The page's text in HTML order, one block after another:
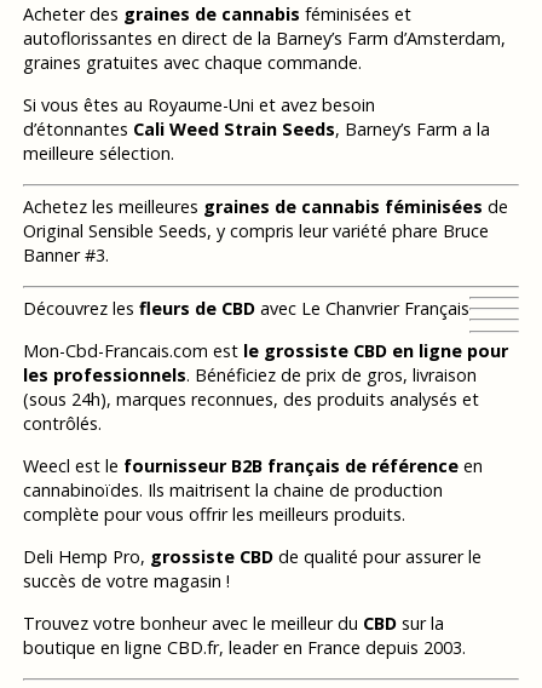
Acheter des graines de cannabis féminisées et
autoflorissantes en direct de la Barney’s Farm d’Amsterdam,
graines gratuites avec chaque commande.
Si vous êtes au Royaume-Uni et avez besoin
d’étonnantes Cali Weed Strain Seeds, Barney’s Farm a la
meilleure sélection.
Achetez les meilleures graines de cannabis féminisées de
Original Sensible Seeds, y compris leur variété phare Bruce
Banner #3.
Découvrez les fleurs de CBDavec Le Chanvrier Français
Mon-Cbd-Francais.com est le grossiste CBD en ligne pour
les professionnels. Bénéficiez de prix de gros, livraison
(sous 24h), marques reconnues, des produits analysés et
contrôlés.
Weecl est le fournisseur B2B français de référenceen
cannabinoïdes. Ils maitrisent la chaine de production
complète pour vous offrir les meilleurs produits.
Deli Hemp Pro, grossiste CBDde qualité pour assurer le
succès de votre magasin !
Trouvez votre bonheur avec le meilleur du CBDsur la
boutique en ligne CBD.fr, leader en France depuis 2003.